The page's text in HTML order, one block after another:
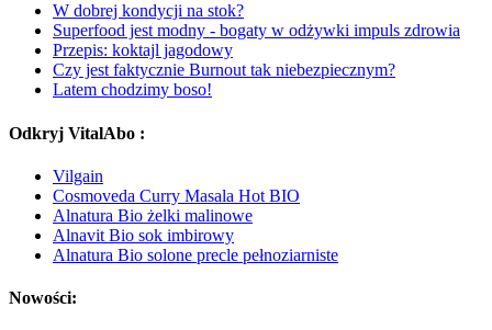
W dobrej kondycji na stok?
Superfood jest modny - bogaty w odżywki impuls zdrowia
Przepis: koktajl jagodowy
Czy jest faktycznie Burnout tak niebezpiecznym?
Latem chodzimy boso!
Odkryj VitalAbo :
Vilgain
Cosmoveda Curry Masala Hot BIO
Alnatura Bio żelki malinowe
Alnavit Bio sok imbirowy
Alnatura Bio solone precle pełnoziarniste
Nowości: